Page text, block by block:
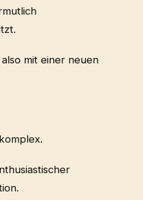
mit einer neuen